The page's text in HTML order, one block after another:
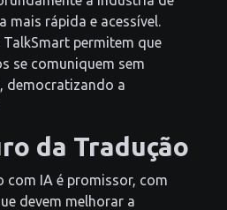
rápida e acessível.
permitem que
se comuniquem sem
democratizando a
da Tradução
IA é promissor, com
devem melhorar a